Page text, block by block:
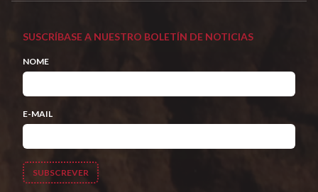
SUSCRÍBASE A NUESTRO BOLETÍN DE NOTICIAS
NOME
E-MAIL